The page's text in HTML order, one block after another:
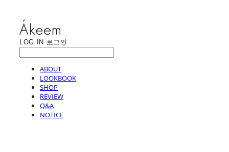
LOG IN 로그인
ABOUT
LOOKBOOK
SHOP
REVIEW
Q&A
NOTICE